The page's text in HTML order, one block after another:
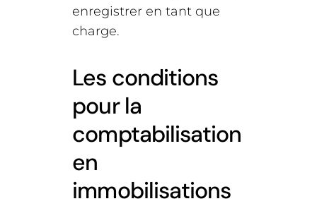
enregistrer en tant que
charge.
Les conditions
pour la
comptabilisation
en
immobilisations